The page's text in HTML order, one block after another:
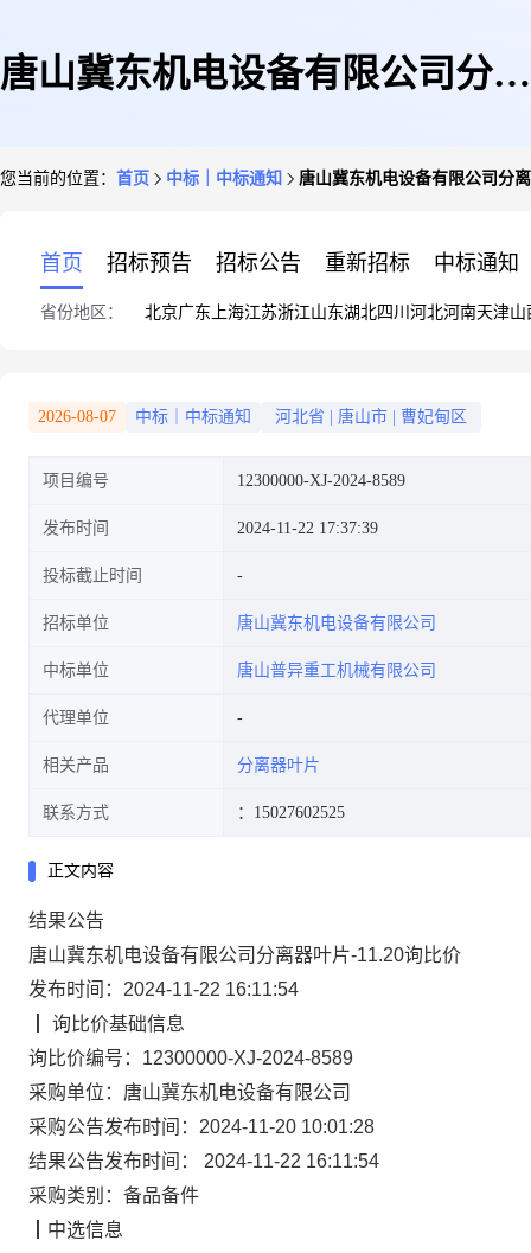
唐山冀东机电设备有限公司分离
您当前的位置： 首页 中标｜中标通知 唐山冀东机电设备有限公司分
首页 招标预告 招标公告 重新招标 中标通知
省份地区： 北京广东 上海江苏浙江山东湖北四川 河北河南天津山
2026-08-07 中标｜中标通知 河北省 唐山市 曹妃甸区
项目编号 12300000-XJ-2024-8589
发布时间 2024-11-22 17:37:39
投标截止时间
招标单位 唐山冀东机电设备有限公司
中标单位 唐山普异重工机械有限公司
代理单位
相关产品 分离器叶片
联系方式 ：15027602525
正文内容
结果公告
唐山冀东机电设备有限公司分离器叶片-11.20询比价
发布时间：2024-11-22 16:11:54
询比价基础信息
询比价编号： 12300000-XJ-2024-8589
采购单位： 唐山冀东机电设备有限公司
采购公告发布时间： 2024-11-20 10:01:28
结果公告发布时间：
2024-11-22 16:11:54
采购类别： 备品备件
中选信息